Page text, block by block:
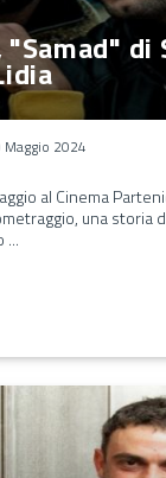
di
2024
al Cinema
una storia
...